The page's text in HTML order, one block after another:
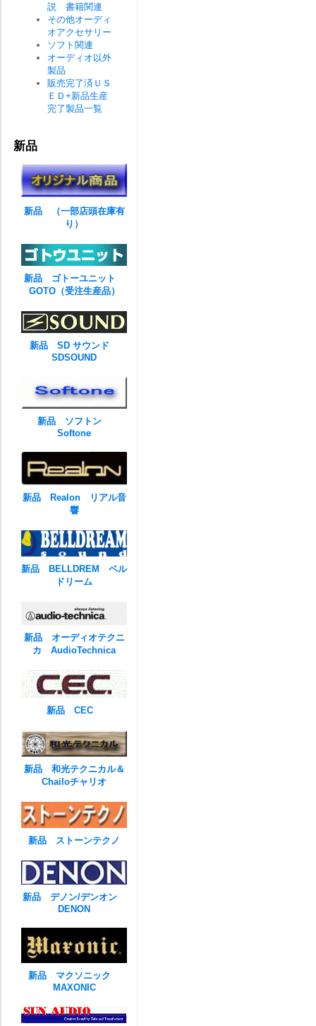
説 書籍関連
その他オーディ
オアクセサリー
ソフト関連
オーディオ以外
製品
販売完了済ＵＳ
ＥＤ+新品生産
完了製品一覧
新品
新品 （一部店頭在庫有
り）
新品 ゴトーユニット
GOTO（受注生産品）
新品 SD サウンド
SDSOUND
新品 ソフトン
Softone
新品 Realon リアル音
響
新品 BELLDREM ベル
ドリーム
新品 オーディオテクニ
カ AudioTechnica
新品 CEC
新品 和光テクニカル＆
Chailoチャリオ
新品 ストーンテクノ
新品 デノン/デンオン
DENON
新品 マクソニック
MAXONIC